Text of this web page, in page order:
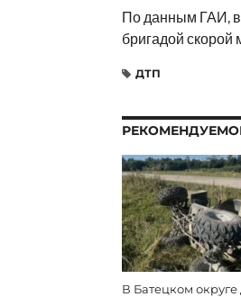
По данным ГАИ, в
бригадой
ДТП
В Батецком округе